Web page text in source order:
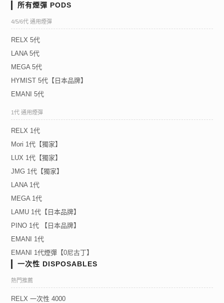
所有煙彈 PODS
4/5/6代 通用煙彈
RELX 5代
LANA 5代
MEGA 5代
HYMIST 5代【日本品牌】
EMANI 5代
1代 通用煙彈
RELX 1代
Mori 1代【獨家】
LUX 1代【獨家】
JMG 1代【獨家】
LANA 1代
MEGA 1代
LAMU 1代【日本品牌】
PINO 1代 【日本品牌】
EMANI 1代
EMANI 1代煙彈【0尼古丁】
一次性 DISPOSABLES
熱門推薦
RELX 一次性 4000